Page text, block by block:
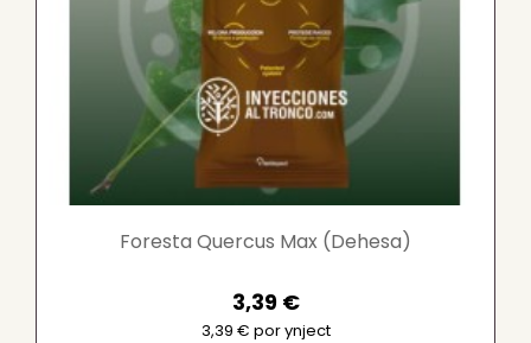
Foresta Quercus Max (Dehesa)
3,39 €
3,39 € por ynject